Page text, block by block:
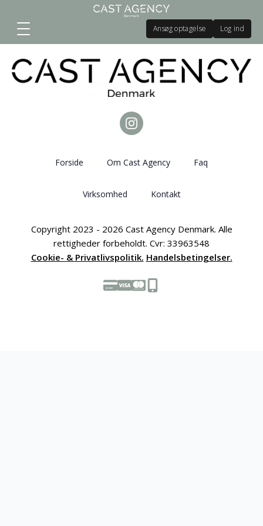
Ansøg optagelse Log ind
Forside Om Cast Agency Faq
Virksomhed Kontakt
Copyright 2023 - 2026 Cast Agency Denmark. Alle
rettigheder forbeholdt. Cvr: 33963548
Cookie- & Privatlivspolitik. Handelsbetingelser.